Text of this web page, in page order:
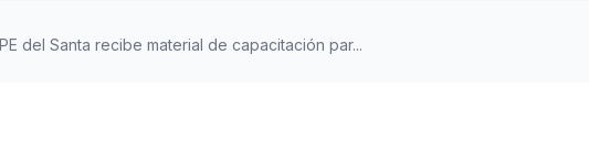
del Santa recibe material de capacitación par...